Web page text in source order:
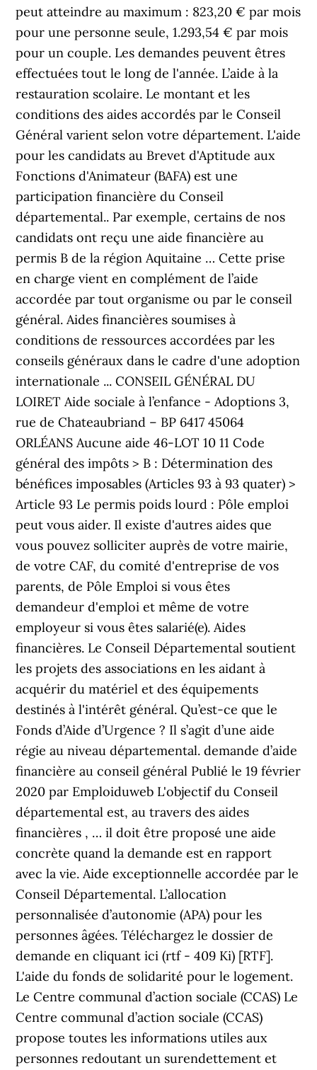
peut atteindre au maximum : 823,20 € par mois
pour une personne seule, 1.293,54 € par mois
pour un couple. Les demandes peuvent êtres
effectuées tout le long de l'année. L’aide à la
restauration scolaire. Le montant et les
conditions des aides accordés par le Conseil
Général varient selon votre département. L'aide
pour les candidats au Brevet d'Aptitude aux
Fonctions d'Animateur (BAFA) est une
participation financière du Conseil
départemental.. Par exemple, certains de nos
candidats ont reçu une aide financière au
permis B de la région Aquitaine … Cette prise
en charge vient en complément de l’aide
accordée par tout organisme ou par le conseil
général. Aides financières soumises à
conditions de ressources accordées par les
conseils généraux dans le cadre d'une adoption
internationale ... CONSEIL GÉNÉRAL DU
LOIRET Aide sociale à l’enfance - Adoptions 3,
rue de Chateaubriand – BP 6417 45064
ORLÉANS Aucune aide 46-LOT 10 11 Code
général des impôts > B : Détermination des
bénéfices imposables (Articles 93 à 93 quater) >
Article 93 Le permis poids lourd : Pôle emploi
peut vous aider. Il existe d'autres aides que
vous pouvez solliciter auprès de votre mairie,
de votre CAF, du comité d'entreprise de vos
parents, de Pôle Emploi si vous êtes
demandeur d'emploi et même de votre
employeur si vous êtes salarié(e). Aides
financières. Le Conseil Départemental soutient
les projets des associations en les aidant à
acquérir du matériel et des équipements
destinés à l'intérêt général. Qu’est-ce que le
Fonds d’Aide d’Urgence ? Il s’agit d’une aide
régie au niveau départemental. demande d’aide
financière au conseil général Publié le 19 février
2020 par Emploiduweb L'objectif du Conseil
départemental est, au travers des aides
financières , … il doit être proposé une aide
concrète quand la demande est en rapport
avec la vie. Aide exceptionnelle accordée par le
Conseil Départemental. L’allocation
personnalisée d’autonomie (APA) pour les
personnes âgées. Téléchargez le dossier de
demande en cliquant ici (rtf - 409 Ki) [RTF].
L'aide du fonds de solidarité pour le logement.
Le Centre communal d’action sociale (CCAS) Le
Centre communal d’action sociale (CCAS)
propose toutes les informations utiles aux
personnes redoutant un surendettement et